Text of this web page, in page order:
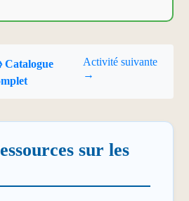
Catalogue
Activité suivante
→
sur les